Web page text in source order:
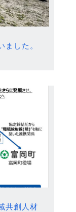
した。
共創人材